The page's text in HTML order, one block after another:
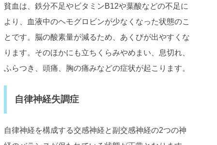
貧血は、鉄分不足やビタミンB12や葉酸などの不足に
より、血液中のヘモグロビンが少なくなった状態のこ
とです。脳の酸素量が減るため、あくびが出やすくな
ります。そのほかにも立ちくらみやめまい、息切れ、
ふらつき、頭痛、胸の痛みなどの症状が起こります。
自律神経失調症
自律神経を構成する交感神経と副交感神経の2つの神